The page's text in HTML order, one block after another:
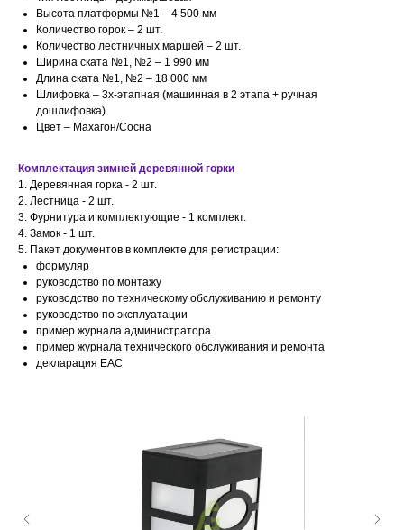
Высота платформы №1 – 4 500 мм
Количество горок – 2 шт.
Количество лестничных маршей – 2 шт.
Ширина ската №1, №2 – 1 990 мм
Длина ската №1, №2 – 18 000 мм
Шлифовка – 3х-этапная (машинная в 2 этапа + ручная
дошлифовка)
Цвет – Махагон/Сосна
Комплектация зимней деревянной горки
1. Деревянная горка - 2 шт.
2. Лестница - 2 шт.
3. Фурнитура и комплектующие - 1 комплект.
4. Замок - 1 шт.
5. Пакет документов в комплекте для регистрации:
формуляр
руководство по монтажу
руководство по техническому обслуживанию и ремонту
руководство по эксплуатации
пример журнала администратора
пример журнала технического обслуживания и ремонта
декларация ЕАС